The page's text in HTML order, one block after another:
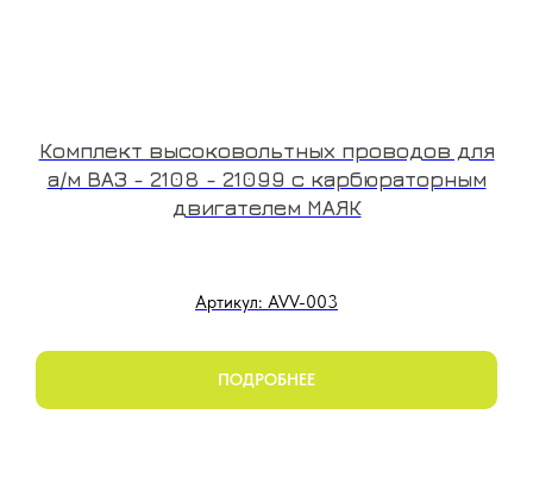
Комплект высоковольтных проводов для
а/м ВАЗ - 2108 - 21099 с карбюраторным
двигателем МАЯК
Артикул: AVV-003
ПОДРОБНЕЕ